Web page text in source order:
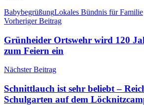
Schlagwörter
BabybegrüßungLokales Bündnis für Familie
Beitragsnavigation
Vorheriger Beitrag
Grünheider Ortswehr wird 120
zum Feiern ein
Nächster Beitrag
Schnittlauch ist sehr beliebt –
Schulgarten auf dem